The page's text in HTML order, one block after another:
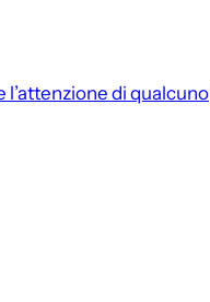
l’attenzione di qualcuno